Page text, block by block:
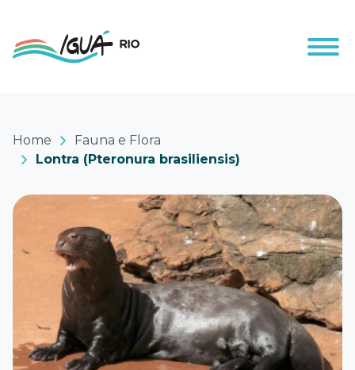
Home
Fauna e Flora
Lontra (Pteronura brasiliensis)